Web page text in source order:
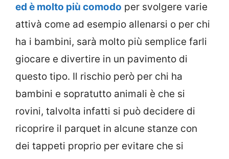
ed è molto più comodo per svolgere varie
attivà come ad esempio allenarsi o per chi
ha i bambini, sarà molto più semplice farli
giocare e divertire in un pavimento di
questo tipo. Il rischio però per chi ha
bambini e sopratutto animali è che si
rovini, talvolta infatti si può decidere di
ricoprire il parquet in alcune stanze con
dei tappeti proprio per evitare che si